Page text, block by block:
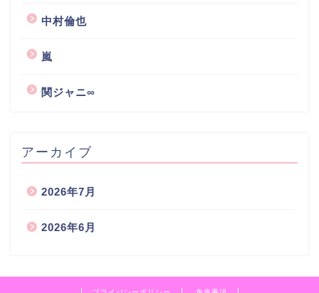
中村倫也
嵐
関ジャニ∞
アーカイブ
2026年7月
2026年6月